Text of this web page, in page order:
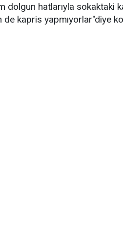
dolgun hatlarıyla sokaktaki
de kapris yapmıyorlar"diye